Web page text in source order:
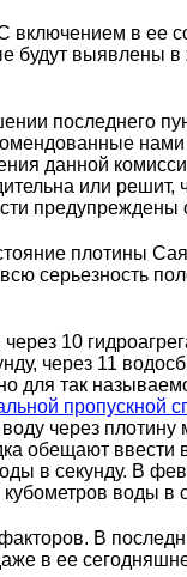
включением в ее
будут выявлены
последнего
данной
или
предупреждены
плотины
серьезность
10
через 11
для так
пропускной
через плотину
обещают ввести
в секунду. В
воды в
В
в ее